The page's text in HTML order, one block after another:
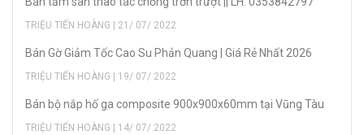
TRIỆU TIẾN HOÀNG | 21/ 07/ 2022
Bán Gờ Giảm Tốc Cao Su Phản Quang | Giá Rẻ Nhất 2026
TRIỆU TIẾN HOÀNG | 19/ 07/ 2022
Bán bộ nắp hố ga composite 900x900x60mm tại Vũng Tàu
TRIỆU TIẾN HOÀNG | 14/ 07/ 2022